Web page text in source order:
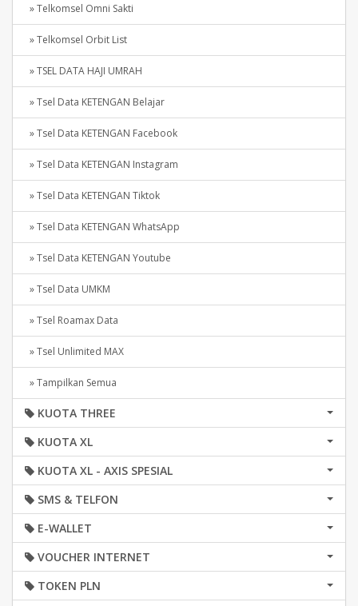
» Telkomsel Omni Sakti
» Telkomsel Orbit List
» TSEL DATA HAJI UMRAH
» Tsel Data KETENGAN Belajar
» Tsel Data KETENGAN Facebook
» Tsel Data KETENGAN Instagram
» Tsel Data KETENGAN Tiktok
» Tsel Data KETENGAN WhatsApp
» Tsel Data KETENGAN Youtube
» Tsel Data UMKM
» Tsel Roamax Data
» Tsel Unlimited MAX
» Tampilkan Semua
KUOTA THREE
KUOTA XL
KUOTA XL - AXIS SPESIAL
SMS & TELFON
E-WALLET
VOUCHER INTERNET
TOKEN PLN